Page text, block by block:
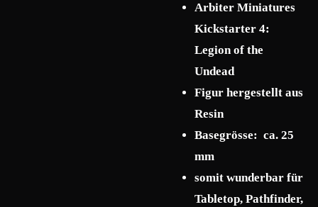
Arbiter Miniatures
Kickstarter 4:
Legion of the
Undead
Figur hergestellt aus
Resin
Basegrösse: ca. 25
mm
somit wunderbar für
Tabletop, Pathfinder,